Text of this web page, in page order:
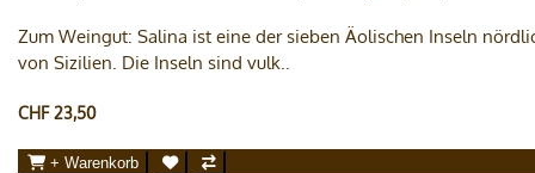
Zum Weingut: Salina ist eine der sieben Äolischen Inseln
von Sizilien. Die Inseln sind vulk..
CHF 23,50
+ Warenkorb